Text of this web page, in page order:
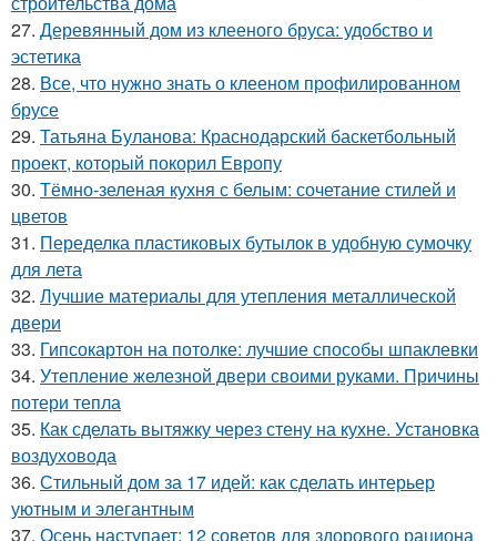
27. Деревянный дом из клееного бруса: удобство и
эстетика
28. Все, что нужно знать о клееном профилированном
брусе
29. Татьяна Буланова: Краснодарский баскетбольный
проект, который покорил Европу
30. Тёмно-зеленая кухня с белым: сочетание стилей и
цветов
31. Переделка пластиковых бутылок в удобную сумочку
для лета
32. Лучшие материалы для утепления металлической
двери
33. Гипсокартон на потолке: лучшие способы шпаклевки
34. Утепление железной двери своими руками. Причины
потери тепла
35. Как сделать вытяжку через стену на кухне. Установка
воздуховода
36. Стильный дом за 17 идей: как сделать интерьер
уютным и элегантным
37. Осень наступает: 12 советов для здорового рациона